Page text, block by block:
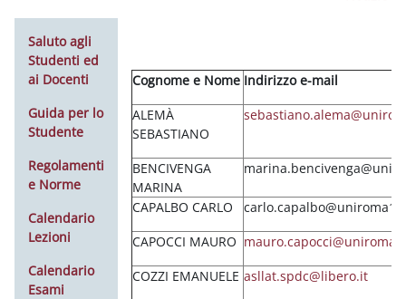
Saluto agli
Studenti ed
ai Docenti
Guida per lo
Studente
Regolamenti
e Norme
Calendario
Lezioni
Calendario
Esami
Cognome e Nome Indirizzo e-mail
ALEMÀ
SEBASTIANO
BENCIVENGA
MARINA
CAPALBO CARLO
CAPOCCI MAURO
COZZI EMANUELE asllat.spdc@libero.it